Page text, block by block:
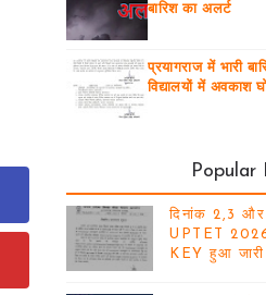
बारिश का अलर्ट
प्रयागराज में भारी
विद्यालयों में अवकाश
Popular
दिनांक 2,3
UPTET 2026
KEY हुआ